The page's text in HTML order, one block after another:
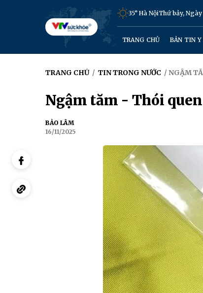
35° Hà NộiThứ bảy,
TRANG CHỦ BẢN TIN Y
TRANG CHỦ / TIN TRONG NƯỚC / NGẬM
Ngậm tăm - Thói
BẢO LÂM
16/11/2025